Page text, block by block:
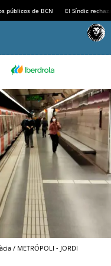
públicos de BCN El Síndic
/ METRÓPOLI - JORDI